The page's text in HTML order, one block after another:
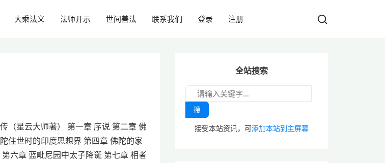
大乘法义 法师开示 世间善法 联系我们 登录 注册
（星云大师著） 第一章 序说 第二章 佛
住世时的印度思想界 第四章 佛陀的家
六章 蓝毗尼园中太子降诞 第七章 相者
全站搜索
搜
接受本站资讯，可添加本站到主屏幕